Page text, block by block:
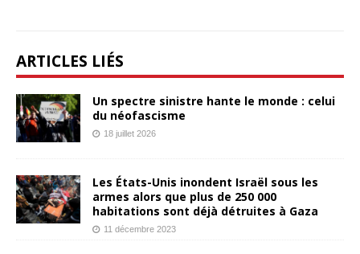
ARTICLES LIÉS
Un spectre sinistre hante le monde : celui
du néofascisme
18 juillet 2026
Les États-Unis inondent Israël sous les
armes alors que plus de 250 000
habitations sont déjà détruites à Gaza
11 décembre 2023